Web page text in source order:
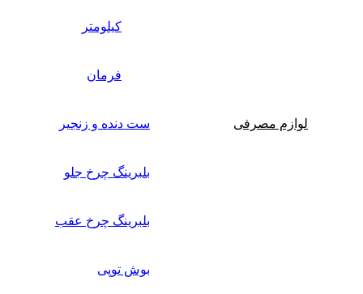
کیلومتر
فرمان
لوازم مصرفی ست دنده و زنجیر
بلبرینگ چرخ جلو
بلبرینگ چرخ عقب
بوش توپی